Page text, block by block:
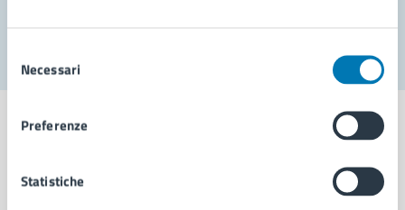
delNecessari
Preferenze
StatisticheComune di Napoli